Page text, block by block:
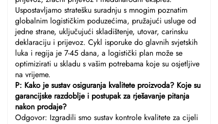
Uspostavljamo stratešku suradnju s mnogim poznatim
globalnim logističkim poduzećima, pružajući usluge od
jedne strane, uključujući skladištenje, utovar, carinsku
deklaraciju i prijevoz. Cykl isporuke do glavnih svjetskih
luka i regija je 7-45 dana, a logistički plan može se
optimizirati u skladu s vašim potrebama koje su osjetljive
na vrijeme.
P: Kako je sustav osiguranja kvalitete proizvoda? Koje su
garancijske razdoblje i postupak za rješavanje pitanja
nakon prodaje?
Odgovor: Izgradili smo sustav kontrole kvalitete za cijeli